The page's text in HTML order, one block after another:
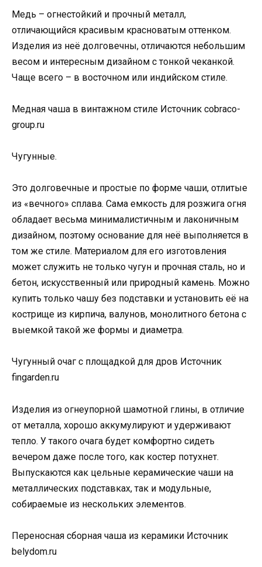
Медь – огнестойкий и прочный металл,
отличающийся красивым красноватым оттенком.
Изделия из неё долговечны, отличаются небольшим
весом и интересным дизайном с тонкой чеканкой.
Чаще всего – в восточном или индийском стиле.
Медная чаша в винтажном стиле Источник cobraco-
group.ru
Чугунные.
Это долговечные и простые по форме чаши, отлитые
из «вечного» сплава. Сама емкость для розжига огня
обладает весьма минималистичным и лаконичным
дизайном, поэтому основание для неё выполняется в
том же стиле. Материалом для его изготовления
может служить не только чугун и прочная сталь, но и
бетон, искусственный или природный камень. Можно
купить только чашу без подставки и установить её на
кострище из кирпича, валунов, монолитного бетона с
выемкой такой же формы и диаметра.
Чугунный очаг с площадкой для дров Источник
fingarden.ru
Изделия из огнеупорной шамотной глины, в отличие
от металла, хорошо аккумулируют и удерживают
тепло. У такого очага будет комфортно сидеть
вечером даже после того, как костер потухнет.
Выпускаются как цельные керамические чаши на
металлических подставках, так и модульные,
собираемые из нескольких элементов.
Переносная сборная чаша из керамики Источник
belydom.ru